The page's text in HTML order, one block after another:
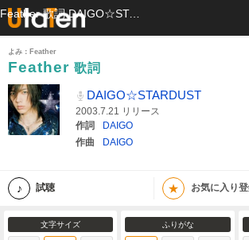
Feather 歌詞 DAIGO☆STARDUST ふりがな付
よみ：Feather
Feather 歌詞
DAIGO☆STARDUST
2003.7.21 リリース
作詞
DAIGO
作曲
DAIGO
試聴 ★ お気に入り
文字サイズ ふりがな